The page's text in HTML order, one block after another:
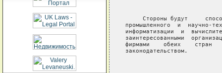
Стороны будут
промышленного  и  научно-
информатизации  и
заинтересованными
фирмами    обеих    стран
законодательством.